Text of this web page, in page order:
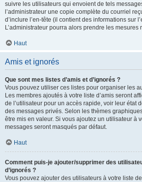
suivre les utilisateurs qui envoient de tels
l’administrateur une copie complète du courriel
d’inclure l’en-tête (il contient des informations sur
L’administrateur pourra alors prendre les mesures
Haut
Amis et ignorés
Que sont mes listes d’amis et d’ignorés ?
Vous pouvez utiliser ces listes pour organiser les
Les membres ajoutés à votre liste d’amis seront
de l’utilisateur pour un accès rapide, voir leur état
des messages privés. Selon les thèmes
être mis en valeur. Si vous ajoutez un utilisateur à
messages seront masqués par défaut.
Haut
Comment puis-je ajouter/supprimer des
d’ignorés ?
Vous pouvez ajouter des utilisateurs à votre liste